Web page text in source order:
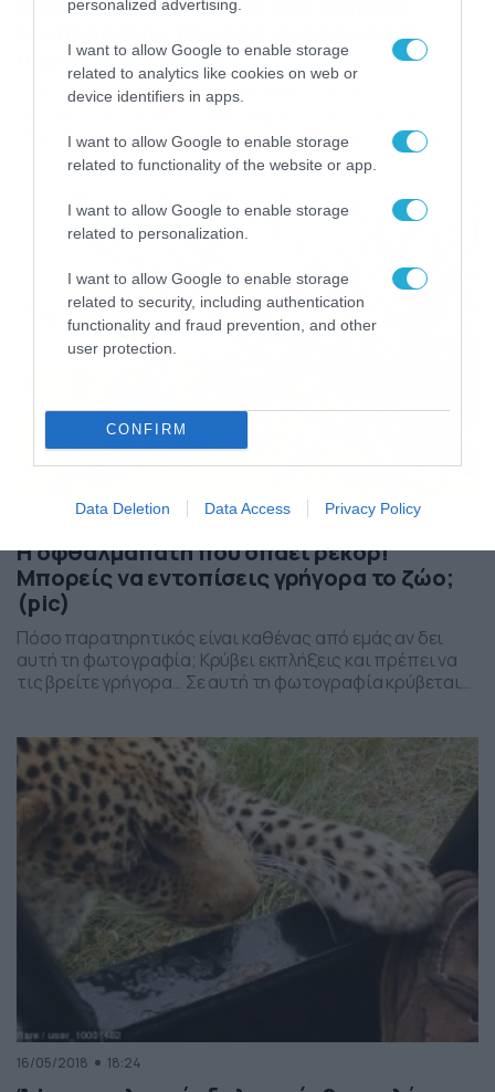
personalized advertising.
I want to allow Google to enable storage
related to analytics like cookies on web or
device identifiers in apps.
I want to allow Google to enable storage
related to functionality of the website or app.
I want to allow Google to enable storage
related to personalization.
I want to allow Google to enable storage
related to security, including authentication
functionality and fraud prevention, and other
user protection.
CONFIRM
Data Deletion Data Access Privacy Policy
Σκληρή μάχη! Πύθωνας έχει αρπάξει
λεοπάρδαλη – Την συνέχεια δεν θα την
περιμένετε (video)
Έντονη μάχη στην άγρια φύση. Μπροστά σ’ ένα
ιδιωτική περιήγησή τους στο εθνικό πάρκο Κρούγκερ
της Αφρικής, όταν είδαν ιδίοις όμμασιν την μάχη για
επιβίωση μεταξύ μίας λεοπάρδαλης και ενός
αφρικανικού πύθωνα. Αρχικά, η λεοπάρδαλη δείχνει να
κερδίζει τη μάχη, ωστόσο, ο πύθωνας κατάφερε και την
τύλιξε. Εκεί που […]
21/12/2019 21:19
Η οφθαλμαπάτη που σπάει ρεκόρ!
Μπορείς να εντοπίσεις γρήγορα το ζώο;
(pic)
Πόσο παρατηρητικός είναι καθένας από εμάς αν δει
αυτή τη φωτογραφία; Κρύβει εκπλήξεις και πρέπει να
τις βρείτε γρήγορα… Σε αυτή τη φωτογραφία κρύβεται
και δεν ξεχωρίζεται εύκολα. PHOTO GALLERY 1/1
16/05/2018 18:24